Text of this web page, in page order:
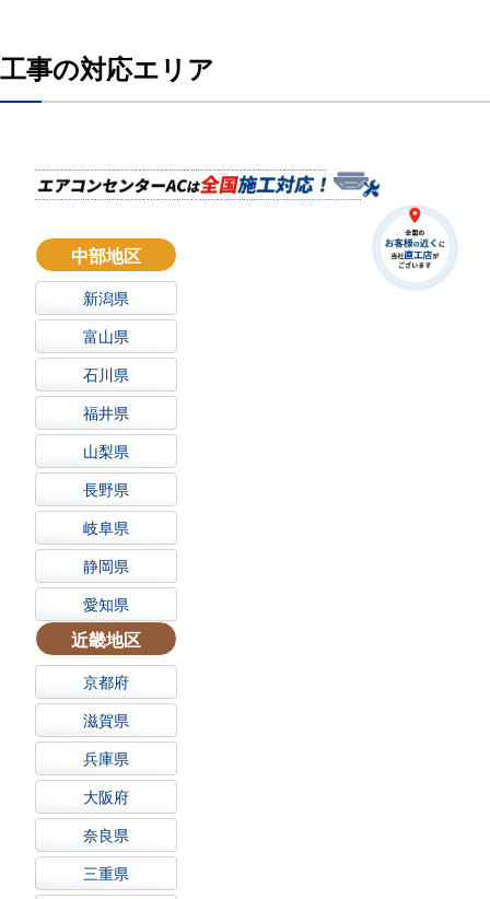
工事の対応エリア
中部地区
新潟県
富山県
石川県
福井県
山梨県
長野県
岐阜県
静岡県
愛知県
近畿地区
京都府
滋賀県
兵庫県
大阪府
奈良県
三重県